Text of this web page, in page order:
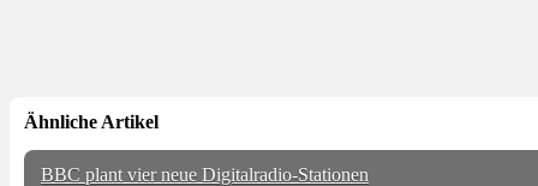
Ähnliche Artikel
BBC plant vier neue Digitalradio-Stationen